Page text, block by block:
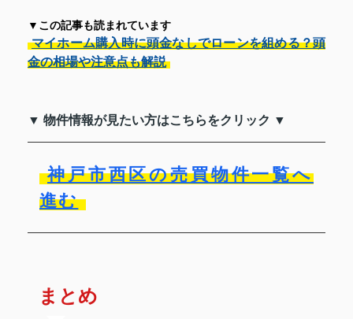
▼この記事も読まれています
マイホーム購入時に頭金なしでローンを組める？頭
金の相場や注意点も解説
▼ 物件情報が見たい方はこちらをクリック ▼
神戸市西区の売買物件一覧へ
進む
まとめ